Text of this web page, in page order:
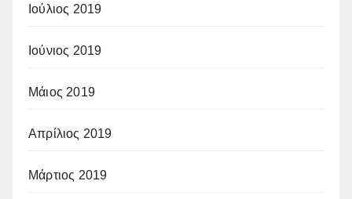
Ιούλιος 2019
Ιούνιος 2019
Μάιος 2019
Απρίλιος 2019
Μάρτιος 2019